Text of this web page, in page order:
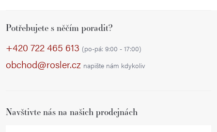
Potřebujete s něčím poradit?
+420 722 465 613 (po-pá: 9:00 - 17:00)
obchod@rosler.cz napište nám kdykoliv
Navštivte nás na našich prodejnách